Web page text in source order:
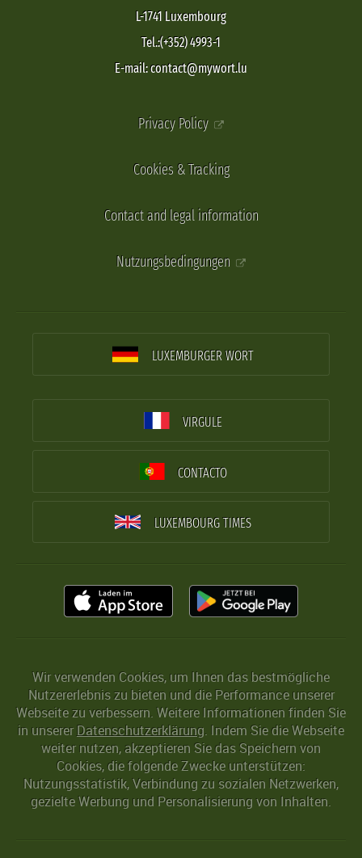
L-1741 Luxembourg
Tel.:(+352) 4993-1
E-mail: contact@mywort.lu
Privacy Policy
Cookies & Tracking
Contact and legal information
Nutzungsbedingungen
LUXEMBURGER WORT
VIRGULE
CONTACTO
LUXEMBOURG TIMES
Wir verwenden Cookies, um Ihnen das bestmögliche
Nutzererlebnis zu bieten und die Performance unserer
Webseite zu verbessern. Weitere Informationen finden Sie
in unserer Datenschutzerklärung. Indem Sie die Webseite
weiter nutzen, akzeptieren Sie das Speichern von
Cookies, die folgende Zwecke unterstützen:
Nutzungsstatistik, Verbindung zu sozialen Netzwerken,
gezielte Werbung und Personalisierung von Inhalten.